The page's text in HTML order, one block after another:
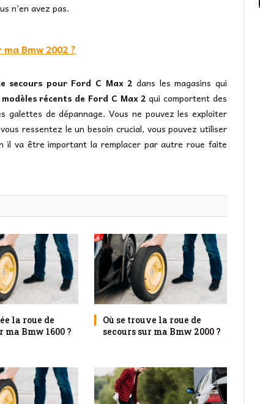
n’en avez pas.
Bmw 2002 ?
secours pour Ford C Max 2 dans les magasins qui
modèles récents de Ford C Max 2 qui comportent des
galettes de dépannage. Vous ne pouvez les exploiter
ressentez le un besoin crucial, vous pouvez utiliser
il va être important la remplacer par autre roue faite
la roue de
ma Bmw 1600 ?
Où se trouve la roue de
secours sur ma Bmw 2000 ?